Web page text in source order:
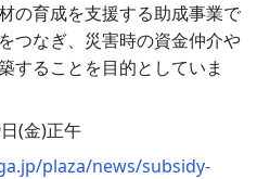
の育成を支援する助成事業で
つなぎ、災害時の資金仲介や
することを目的としていま
(金)正午
plaza/news/subsidy-